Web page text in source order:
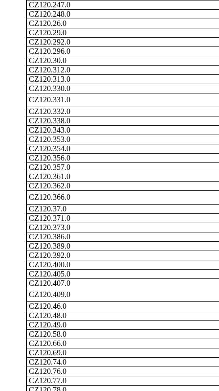
CZ120.247.0
CZ120.248.0
CZ120.26.0
CZ120.29.0
CZ120.292.0
CZ120.296.0
CZ120.30.0
CZ120.312.0
CZ120.313.0
CZ120.330.0
CZ120.331.0
CZ120.332.0
CZ120.338.0
CZ120.343.0
CZ120.353.0
CZ120.354.0
CZ120.356.0
CZ120.357.0
CZ120.361.0
CZ120.362.0
CZ120.366.0
CZ120.37.0
CZ120.371.0
CZ120.373.0
CZ120.386.0
CZ120.389.0
CZ120.392.0
CZ120.400.0
CZ120.405.0
CZ120.407.0
CZ120.409.0
CZ120.46.0
CZ120.48.0
CZ120.49.0
CZ120.58.0
CZ120.66.0
CZ120.69.0
CZ120.74.0
CZ120.76.0
CZ120.77.0